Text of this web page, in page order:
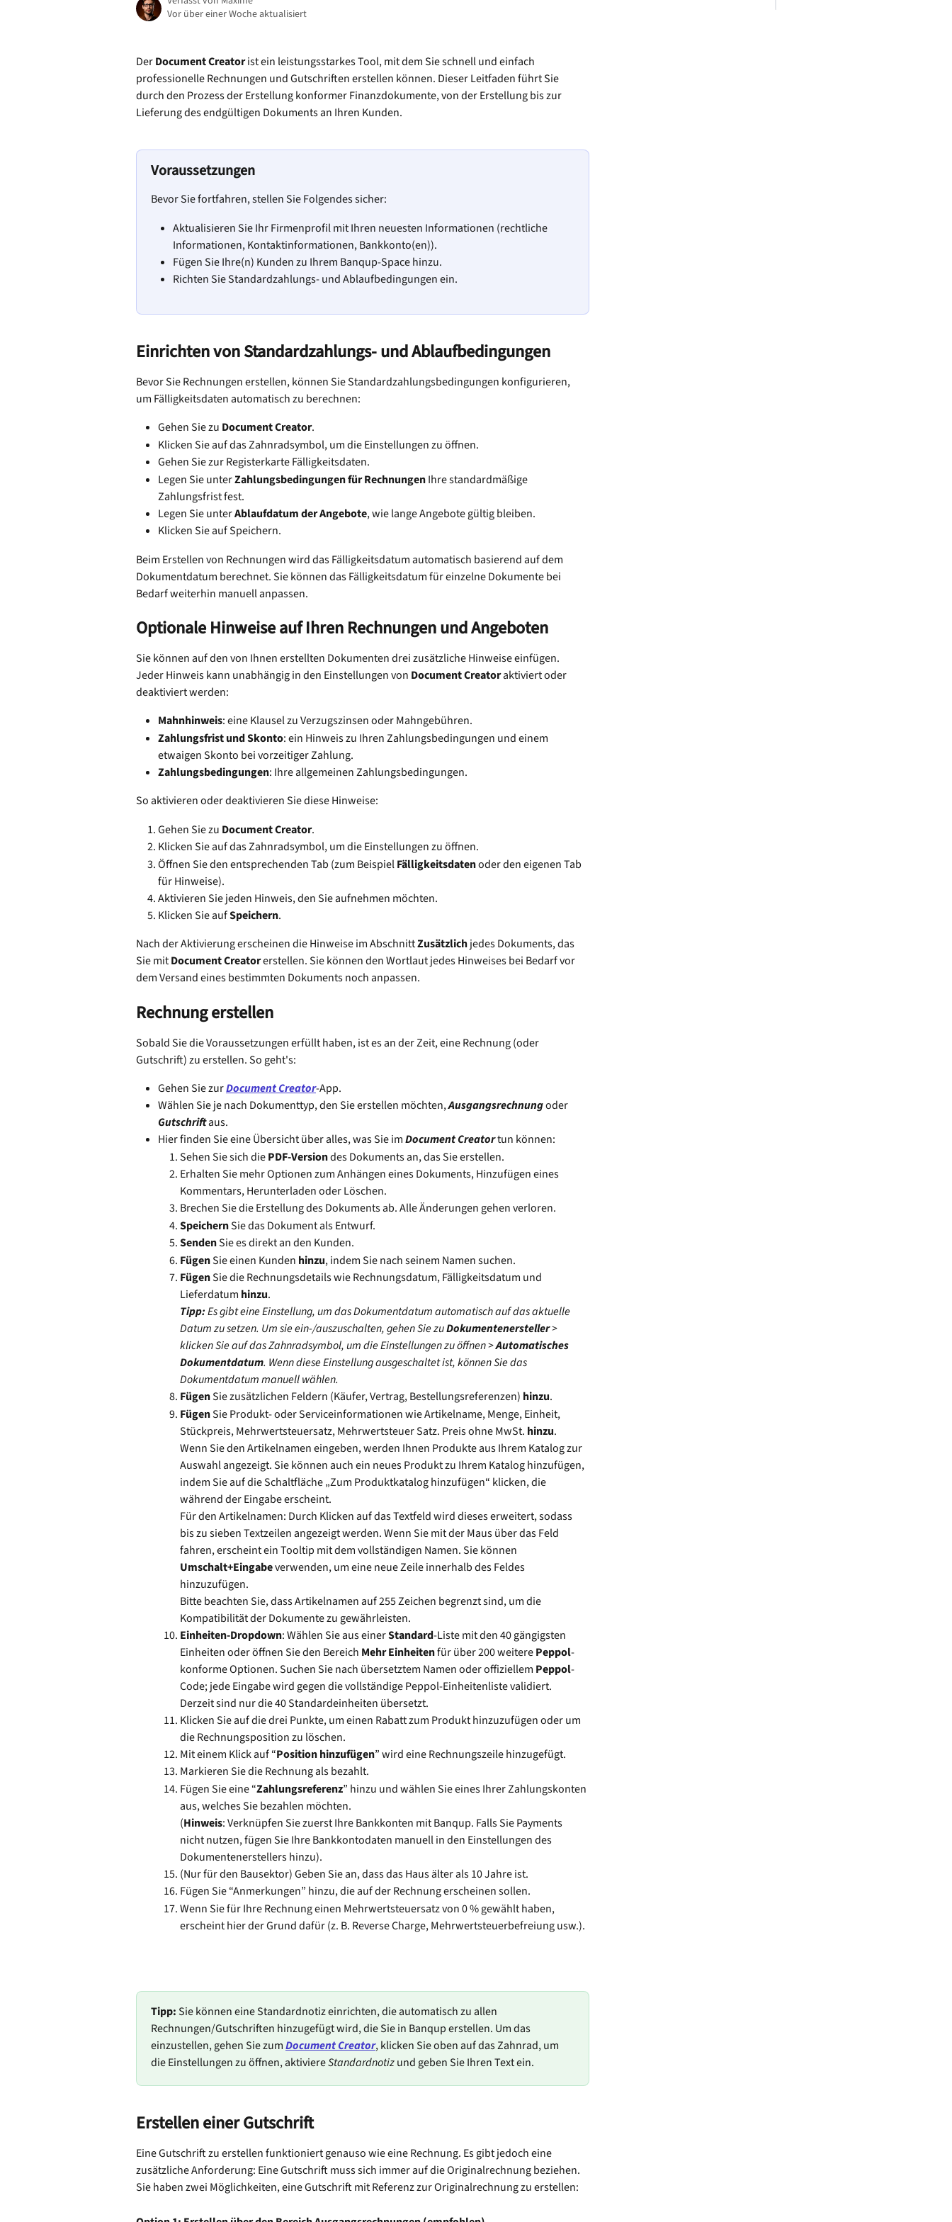
Vor über einer Woche aktualisiert
Der Document Creator ist ein leistungsstarkes Tool, mit dem Sie schnell und einfach
professionelle Rechnungen und Gutschriften erstellen können. Dieser Leitfaden führt Sie
durch den Prozess der Erstellung konformer Finanzdokumente, von der Erstellung bis zur
Lieferung des endgültigen Dokuments an Ihren Kunden.
Voraussetzungen
Bevor Sie fortfahren, stellen Sie Folgendes sicher:
Aktualisieren Sie Ihr Firmenprofil mit Ihren neuesten Informationen (rechtliche
Informationen, Kontaktinformationen, Bankkonto(en)).
Fügen Sie Ihre(n) Kunden zu Ihrem Banqup-Space hinzu.
Richten Sie Standardzahlungs- und Ablaufbedingungen ein.
Einrichten von Standardzahlungs- und Ablaufbedingungen
Bevor Sie Rechnungen erstellen, können Sie Standardzahlungsbedingungen konfigurieren,
um Fälligkeitsdaten automatisch zu berechnen:
Gehen Sie zu Document Creator.
Klicken Sie auf das Zahnradsymbol, um die Einstellungen zu öffnen.
Gehen Sie zur Registerkarte Fälligkeitsdaten.
Legen Sie unter Zahlungsbedingungen für Rechnungen Ihre standardmäßige
Zahlungsfrist fest.
Legen Sie unter Ablaufdatum der Angebote, wie lange Angebote gültig bleiben.
Klicken Sie auf Speichern.
Beim Erstellen von Rechnungen wird das Fälligkeitsdatum automatisch basierend auf dem
Dokumentdatum berechnet. Sie können das Fälligkeitsdatum für einzelne Dokumente bei
Bedarf weiterhin manuell anpassen.
Optionale Hinweise auf Ihren Rechnungen und Angeboten
Sie können auf den von Ihnen erstellten Dokumenten drei zusätzliche Hinweise einfügen.
Jeder Hinweis kann unabhängig in den Einstellungen von Document Creator aktiviert oder
deaktiviert werden:
Mahnhinweis: eine Klausel zu Verzugszinsen oder Mahngebühren.
Zahlungsfrist und Skonto: ein Hinweis zu Ihren Zahlungsbedingungen und einem
etwaigen Skonto bei vorzeitiger Zahlung.
Zahlungsbedingungen: Ihre allgemeinen Zahlungsbedingungen.
So aktivieren oder deaktivieren Sie diese Hinweise:
Gehen Sie zu Document Creator.
Klicken Sie auf das Zahnradsymbol, um die Einstellungen zu öffnen.
Öffnen Sie den entsprechenden Tab (zum Beispiel Fälligkeitsdaten oder den eigenen Tab
für Hinweise).
Aktivieren Sie jeden Hinweis, den Sie aufnehmen möchten.
Klicken Sie auf Speichern.
Nach der Aktivierung erscheinen die Hinweise im Abschnitt Zusätzlich jedes Dokuments, das
Sie mit Document Creator erstellen. Sie können den Wortlaut jedes Hinweises bei Bedarf vor
dem Versand eines bestimmten Dokuments noch anpassen.
Rechnung erstellen
Sobald Sie die Voraussetzungen erfüllt haben, ist es an der Zeit, eine Rechnung (oder
Gutschrift) zu erstellen. So geht's:
Gehen Sie zur Document Creator-App.
Wählen Sie je nach Dokumenttyp, den Sie erstellen möchten, Ausgangsrechnung oder
Gutschrift aus.
Hier finden Sie eine Übersicht über alles, was Sie im Document Creator tun können:
Sehen Sie sich die PDF-Version des Dokuments an, das Sie erstellen.
Erhalten Sie mehr Optionen zum Anhängen eines Dokuments, Hinzufügen eines
Kommentars, Herunterladen oder Löschen.
Brechen Sie die Erstellung des Dokuments ab. Alle Änderungen gehen verloren.
Speichern Sie das Dokument als Entwurf.
Senden Sie es direkt an den Kunden.
Fügen Sie einen Kunden hinzu, indem Sie nach seinem Namen suchen.
Fügen Sie die Rechnungsdetails wie Rechnungsdatum, Fälligkeitsdatum und
Lieferdatum hinzu.
Tipp: Es gibt eine Einstellung, um das Dokumentdatum automatisch auf das aktuelle
Datum zu setzen. Um sie ein-/auszuschalten, gehen Sie zu Dokumentenersteller >
klicken Sie auf das Zahnradsymbol, um die Einstellungen zu öffnen > Automatisches
Dokumentdatum. Wenn diese Einstellung ausgeschaltet ist, können Sie das
Dokumentdatum manuell wählen.
Fügen Sie zusätzlichen Feldern (Käufer, Vertrag, Bestellungsreferenzen) hinzu.
Fügen Sie Produkt- oder Serviceinformationen wie Artikelname, Menge, Einheit,
Stückpreis, Mehrwertsteuersatz, Mehrwertsteuer Satz. Preis ohne MwSt. hinzu.
Wenn Sie den Artikelnamen eingeben, werden Ihnen Produkte aus Ihrem Katalog zur
Auswahl angezeigt. Sie können auch ein neues Produkt zu Ihrem Katalog hinzufügen,
indem Sie auf die Schaltfläche „Zum Produktkatalog hinzufügen“ klicken, die
während der Eingabe erscheint.
Für den Artikelnamen: Durch Klicken auf das Textfeld wird dieses erweitert, sodass
bis zu sieben Textzeilen angezeigt werden. Wenn Sie mit der Maus über das Feld
fahren, erscheint ein Tooltip mit dem vollständigen Namen. Sie können
Umschalt+Eingabe verwenden, um eine neue Zeile innerhalb des Feldes
hinzuzufügen.
Bitte beachten Sie, dass Artikelnamen auf 255 Zeichen begrenzt sind, um die
Kompatibilität der Dokumente zu gewährleisten.
Einheiten-Dropdown: Wählen Sie aus einer Standard-Liste mit den 40 gängigsten
Einheiten oder öffnen Sie den Bereich Mehr Einheiten für über 200 weitere Peppol-
konforme Optionen. Suchen Sie nach übersetztem Namen oder offiziellem Peppol-
Code; jede Eingabe wird gegen die vollständige Peppol-Einheitenliste validiert.
Derzeit sind nur die 40 Standardeinheiten übersetzt.
Klicken Sie auf die drei Punkte, um einen Rabatt zum Produkt hinzuzufügen oder um
die Rechnungsposition zu löschen.
Mit einem Klick auf “Position hinzufügen” wird eine Rechnungszeile hinzugefügt.
Markieren Sie die Rechnung als bezahlt.
Fügen Sie eine “Zahlungsreferenz” hinzu und wählen Sie eines Ihrer Zahlungskonten
aus, welches Sie bezahlen möchten.
(Hinweis: Verknüpfen Sie zuerst Ihre Bankkonten mit Banqup. Falls Sie Payments
nicht nutzen, fügen Sie Ihre Bankkontodaten manuell in den Einstellungen des
Dokumentenerstellers hinzu).
(Nur für den Bausektor) Geben Sie an, dass das Haus älter als 10 Jahre ist.
Fügen Sie “Anmerkungen” hinzu, die auf der Rechnung erscheinen sollen.
Wenn Sie für Ihre Rechnung einen Mehrwertsteuersatz von 0 % gewählt haben,
erscheint hier der Grund dafür (z. B. Reverse Charge, Mehrwertsteuerbefreiung usw.).
Tipp: Sie können eine Standardnotiz einrichten, die automatisch zu allen
Rechnungen/Gutschriften hinzugefügt wird, die Sie in Banqup erstellen. Um das
einzustellen, gehen Sie zum Document Creator, klicken Sie oben auf das Zahnrad, um
die Einstellungen zu öffnen, aktiviere Standardnotiz und geben Sie Ihren Text ein.
Erstellen einer Gutschrift
Eine Gutschrift zu erstellen funktioniert genauso wie eine Rechnung. Es gibt jedoch eine
zusätzliche Anforderung: Eine Gutschrift muss sich immer auf die Originalrechnung beziehen.
Sie haben zwei Möglichkeiten, eine Gutschrift mit Referenz zur Originalrechnung zu erstellen: